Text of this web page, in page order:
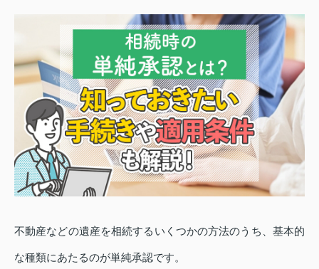
不動産などの遺産を相続するいくつかの方法のうち、基本的
な種類にあたるのが単純承認です。